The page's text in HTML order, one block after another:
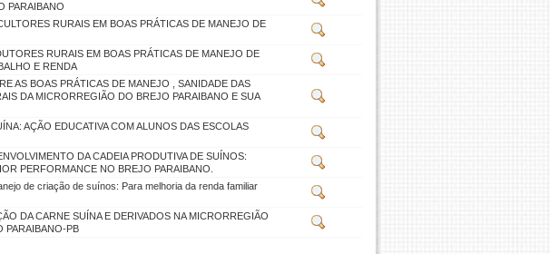
PARAIBANO
RURAIS EM BOAS PRÁTICAS DE MANEJO DE
RURAIS EM BOAS PRÁTICAS DE MANEJO DE
E RENDA
AS BOAS PRÁTICAS DE MANEJO , SANIDADE DAS
DA MICRORREGIÃO DO BREJO PARAIBANO E SUA
AÇÃO EDUCATIVA COM ALUNOS DAS ESCOLAS
DA CADEIA PRODUTIVA DE SUÍNOS:
PERFORMANCE NO BREJO PARAIBANO.
de criação de suínos: Para melhoria da renda familiar
DA CARNE SUÍNA E DERIVADOS NA MICRORREGIÃO
PARAIBANO-PB